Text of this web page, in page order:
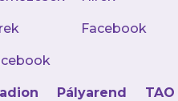
Facebook
Pályarend TAO
győzelemmel és két
kupa
kerettel vágtunk